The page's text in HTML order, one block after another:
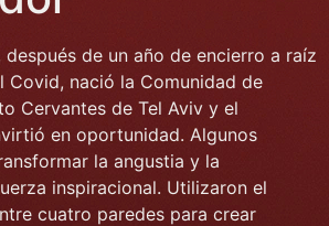
después de un año de encierro a raíz
Covid, nació la Comunidad de
Cervantes de Tel Aviv y el
en oportunidad. Algunos
la angustia y la
inspiracional. Utilizaron el
cuatro paredes para crear